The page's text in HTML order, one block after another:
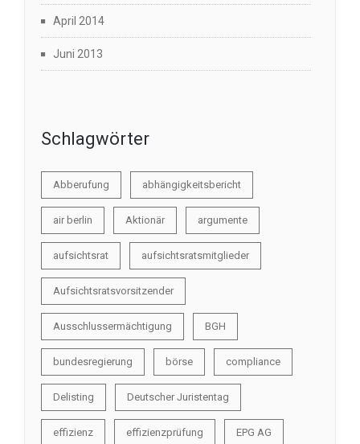
April 2014
Juni 2013
Schlagwörter
Abberufung abhängigkeitsbericht
air berlin Aktionär argumente
aufsichtsrat aufsichtsratsmitglieder
Aufsichtsratsvorsitzender
Ausschlussermächtigung BGH
bundesregierung börse compliance
Delisting Deutscher Juristentag
effizienz effizienzprüfung EPG AG